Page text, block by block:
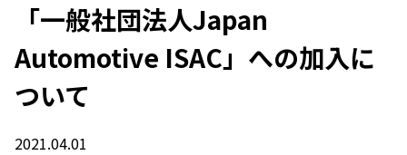
「一般社団法人Japan
Automotive ISAC」への加入に
ついて
2021.04.01